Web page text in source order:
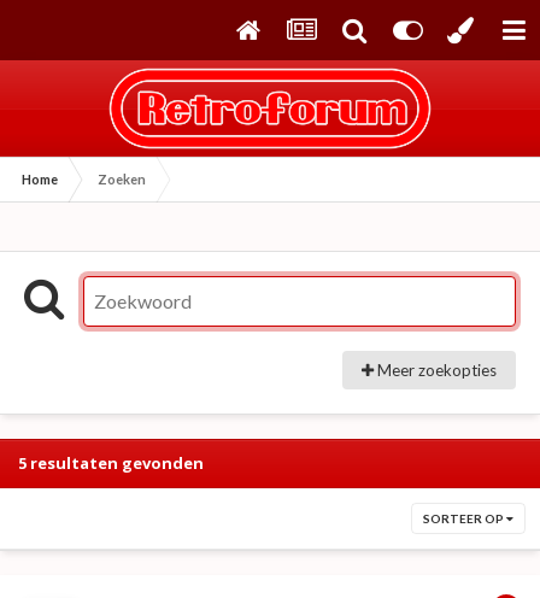
Home Zoeken
Meer zoekopties
5 resultaten gevonden
SORTEER OP